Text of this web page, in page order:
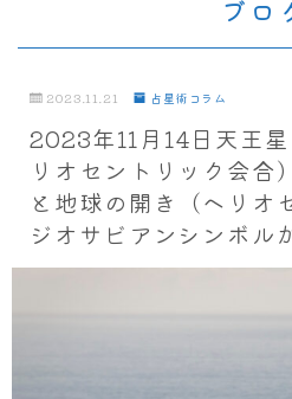
ブロ
2023.11.21 占星術コラム
2023年11月14日天王
リオセントリック会合
と地球の開き（ヘリオ
ジオサビアンシンボル